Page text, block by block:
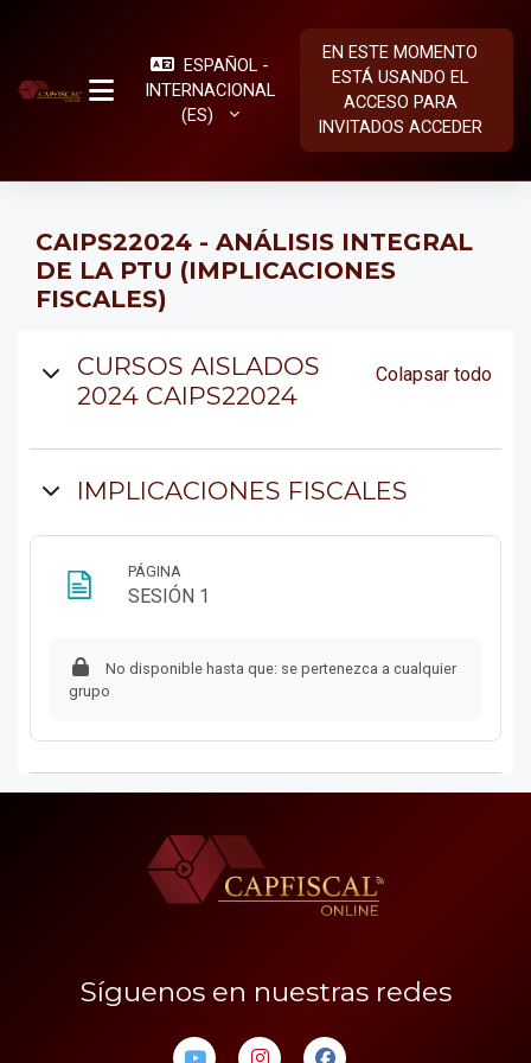
PANEL LATERAL
ESPAÑOL -
INTERNACIONAL
‎(ES)‎
EN ESTE MOMENTO
ESTÁ USANDO EL
ACCESO PARA
INVITADOSACCEDER
CAIPS22024 - ANÁLISIS INTEGRAL
DE LA PTU (IMPLICACIONES
FISCALES)
Diagrama de temas
CURSOS AISLADOS
2024 CAIPS22024
Colapsar todo
IMPLICACIONES FISCALES
PÁGINA
SESIÓN 1
No disponible hasta que: se pertenezca a cualquier
grupo
Síguenos en nuestras redes